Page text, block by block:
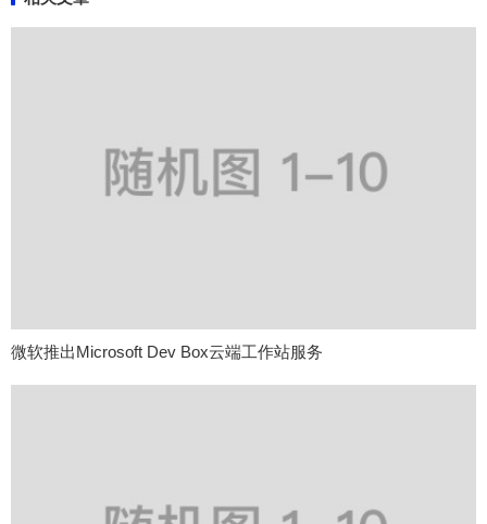
微软推出Microsoft Dev Box云端工作站服务